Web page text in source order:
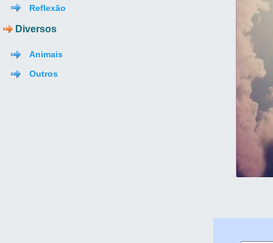
Reflexão
Diversos
Animais
Outros